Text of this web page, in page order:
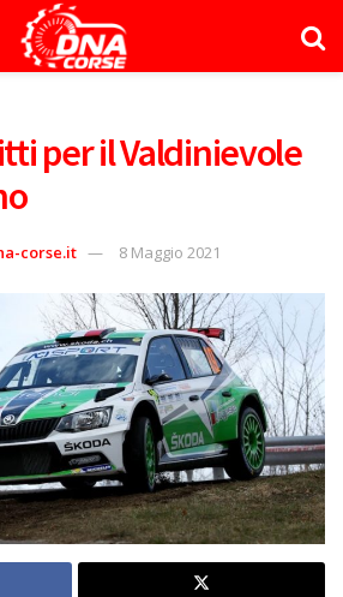
per il Valdinievole
corse.it 8 Maggio 2021